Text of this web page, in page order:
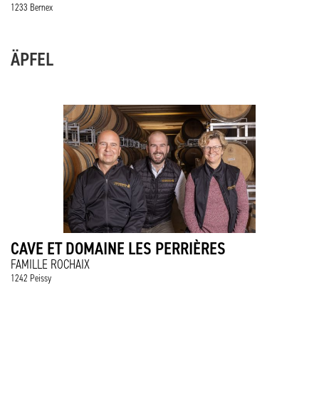
1233 Bernex
ÄPFEL
CAVE ET DOMAINE LES PERRIÈRES
FAMILLE ROCHAIX
1242 Peissy